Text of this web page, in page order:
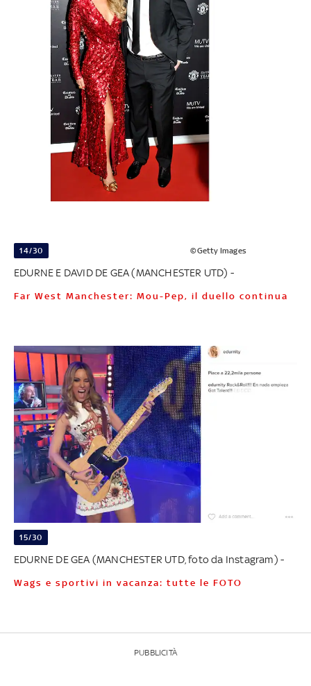
14/30 ©Getty Images
EDURNE E DAVID DE GEA (MANCHESTER UTD) -
Far West Manchester: Mou-Pep, il duello continua
15/30
EDURNE DE GEA (MANCHESTER UTD, foto da Instagram) -
Wags e sportivi in vacanza: tutte le FOTO
PUBBLICITÀ